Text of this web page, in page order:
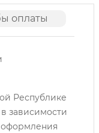
оплаты
Республике
зависимости
оформления